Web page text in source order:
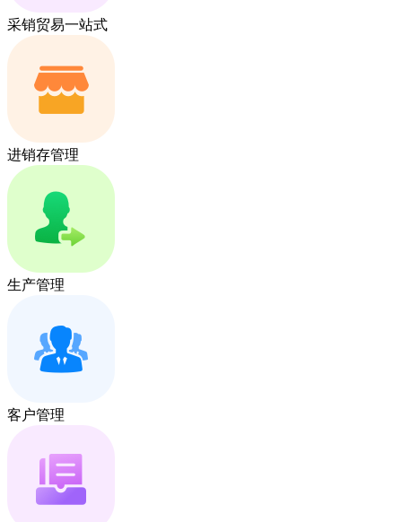
采销贸易一站式
进销存管理
生产管理
客户管理